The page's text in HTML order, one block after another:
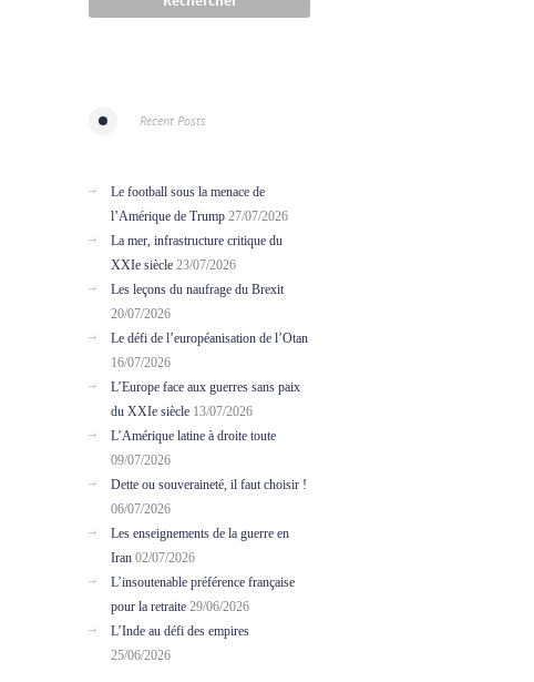
Recent Posts
Le football sous la menace de
l’Amérique de Trump 27/07/2026
La mer, infrastructure critique du
XXIe siècle 23/07/2026
Les leçons du naufrage du Brexit
20/07/2026
Le défi de l’européanisation de l’Otan
16/07/2026
L’Europe face aux guerres sans paix
du XXIe siècle 13/07/2026
L’Amérique latine à droite toute
09/07/2026
Dette ou souveraineté, il faut choisir !
06/07/2026
Les enseignements de la guerre en
Iran 02/07/2026
L’insoutenable préférence française
pour la retraite 29/06/2026
L’Inde au défi des empires
25/06/2026